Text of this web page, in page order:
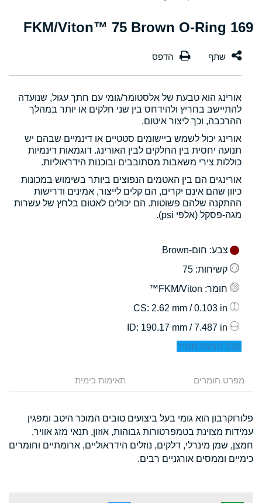
169 FKM/Viton™ 75 Brown O-Ring
אורינג הוא טבעת של אלסטומר/גומי עם חתך עגול, שנועדה
להתיישב בחריץ ולהידחס בין שני חלקים או יותר במהלך
ההרכבה, וכך ליצור איטום.
אורינג יכול לשמש ביישומים סטטיים או דינמיים שבהם יש
תנועה יחסית בין החלקים לבין האורינג. דוגמאות דינמיות
כוללות צירי משאבות מסתובבים ובוכנות הידראוליות.
אורינגים הם בין האטמים הנפוצים ביותר בשימוש במכונות
כיוון שהם אינם יקרים, הם קלים לייצור, אמינים ודרישות
ההתקנה שלהם פשוטות. הם יכולים לאטום בלחץ של עשרות
מגה-פסקל (אלפי psi).
צבע: חום-Brown
קשיחות: 75
חומר: FKM/Viton™
: 2.62 mm / 0.103 in
: 190.17 mm / 7.487 in
קבל הצעת מחיר
מפרט חומרים תאימות כימית
פלורוקרבון הוא גומי בעל ביצועים טובים המוכר היטב ומפגין
עמידות מצוינת בטמפרטורות גבוהות, אוזון, תנאי מזג אוויר,
חמצן, שמן מינרלי, דלקים, נוזלים הידראוליים, ארומתיים וחומרים
כימיים וממסים אורגניים רבים.